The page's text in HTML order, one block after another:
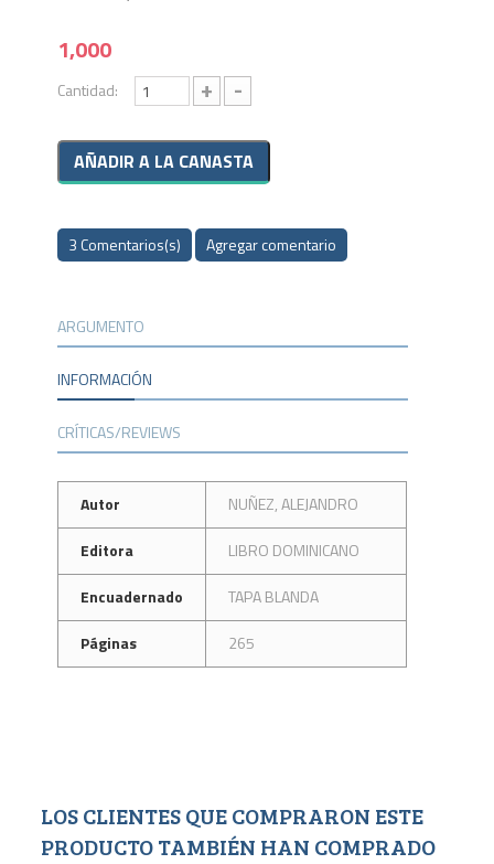
1,000
Cantidad: + -
3 Comentarios(s) Agregar comentario
ARGUMENTO
INFORMACIÓN
CRÍTICAS/REVIEWS
Autor
NUÑEZ, ALEJANDRO
Editora
LIBRO DOMINICANO
Encuadernado
TAPA BLANDA
Páginas
265
LOS CLIENTES QUE COMPRARON ESTE
PRODUCTO TAMBIÉN HAN COMPRADO